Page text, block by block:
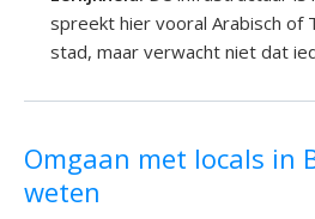
spreekt hier vooral Arabisch of
stad, maar verwacht niet dat
Omgaan met locals in
weten